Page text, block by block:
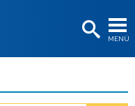
MENÚ